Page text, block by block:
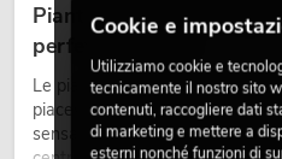
Piante artificiali
perfetta armonia
Le piante rendono vivi gli
piacevole, migliorano
sensazione di naturalezza.
Cookie e
Utilizziamo cookie e
tecnicamente il nostro sito
contenuti, raccogliere dati
di marketing e mettere a
esterni nonché funzioni di